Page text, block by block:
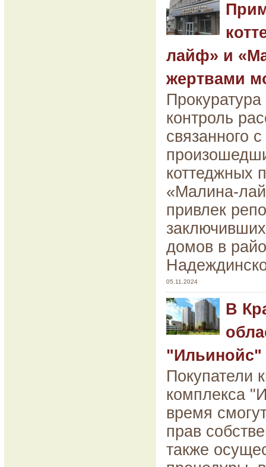
лайф» и
жертвами
контроль
связанного
коттеджных
«Малина-
привлек
домов в
05.11.2024
В
"Ильинойс"
Покупатели
комплекса
время
прав
также